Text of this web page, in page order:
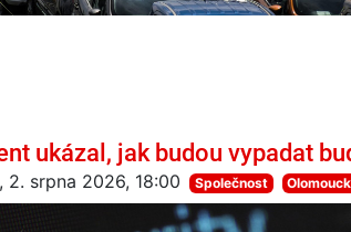
ukázal, jak budou vypadat
2. srpna 2026, 18:00 Společnost